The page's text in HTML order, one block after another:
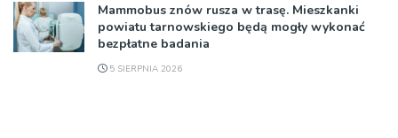
Mammobus znów rusza w trasę. Mieszkanki
powiatu tarnowskiego będą mogły wykonać
bezpłatne badania
5 SIERPNIA 2026